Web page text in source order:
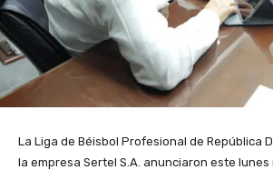
La Liga de Béisbol Profesional de República
la empresa Sertel S.A. anunciaron este